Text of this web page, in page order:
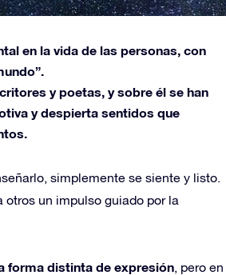
en la vida de las personas, con
y poetas, y sobre él se han
y despierta sentidos que
simplemente se siente y listo.
un impulso guiado por la
forma distinta de expresión, pero en